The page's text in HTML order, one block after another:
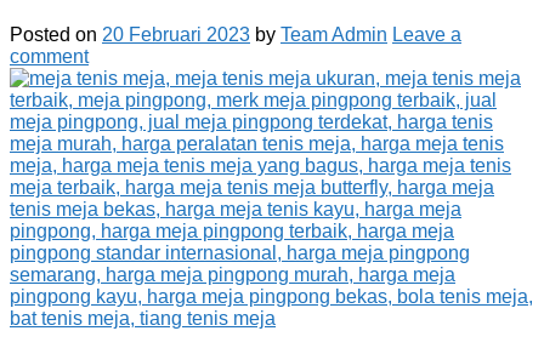
Posted on 20 Februari 2023 by Team Admin Leave a
comment